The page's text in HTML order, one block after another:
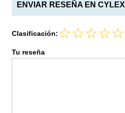
ENVIAR RESEÑA EN CYLEX
Clasificación:
Tu reseña